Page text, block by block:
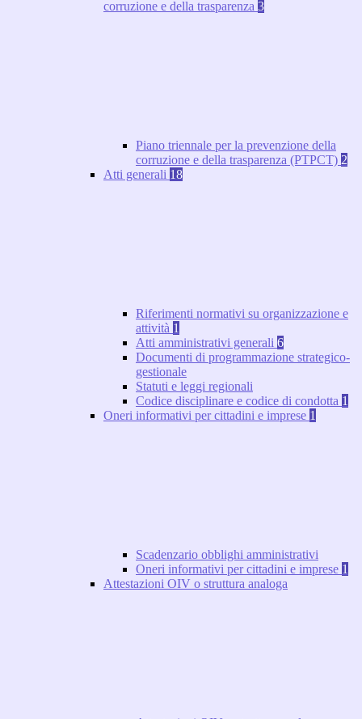
corruzione e della trasparenza 3
Piano triennale per la prevenzione della
corruzione e della trasparenza (PTPCT) 2
Atti generali 18
Riferimenti normativi su organizzazione e
attività 1
Atti amministrativi generali 6
Documenti di programmazione strategico-
gestionale
Statuti e leggi regionali
Codice disciplinare e codice di condotta 1
Oneri informativi per cittadini e imprese 1
Scadenzario obblighi amministrativi
Oneri informativi per cittadini e imprese 1
Attestazioni OIV o struttura analoga